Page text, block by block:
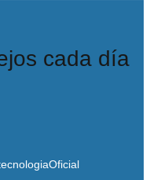
cada día